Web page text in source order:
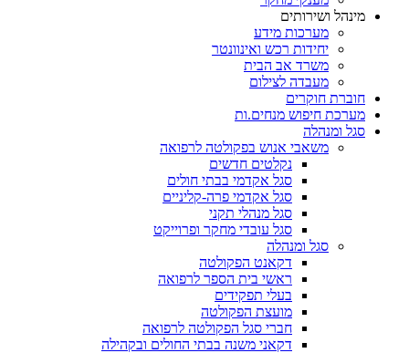
מינהל ושירותים
מערכות מידע
יחידות רכש ואינוונטר
משרד אב הבית
מעבדה לצילום
חוברת חוקרים
מערכת חיפוש מנחים.ות
סגל ומנהלה
משאבי אנוש בפקולטה לרפואה
נקלטים חדשים
סגל אקדמי בבתי חולים
סגל אקדמי פרה-קליניים
סגל מנהלי תקני
סגל עובדי מחקר ופרוייקט
סגל ומנהלה
דקאנט הפקולטה
ראשי בית הספר לרפואה
בעלי תפקידים
מועצת הפקולטה
חברי סגל הפקולטה לרפואה
דקאני משנה בבתי החולים ובקהילה